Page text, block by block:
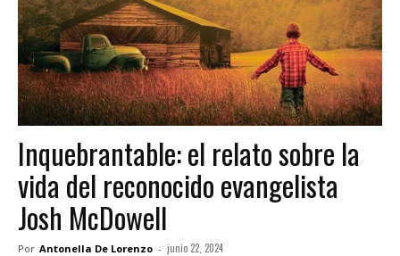
Inquebrantable: el relato sobre la
vida del reconocido evangelista
Josh McDowell
Por Antonella De Lorenzo - junio 22, 2024